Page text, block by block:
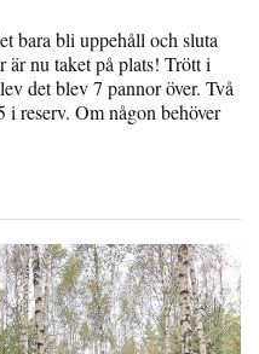
bara bli uppehåll och sluta
nu taket på plats! Trött i
det blev 7 pannor över. Två
i reserv. Om någon behöver